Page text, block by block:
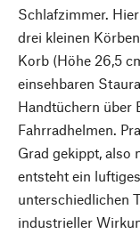
Schlafzimmer.
drei kleinen
Korb (Höhe 26,5
einsehbaren
Handtüchern über
Fahrradhelmen.
Grad gekippt, also
entsteht ein
unterschiedlichen
industrieller